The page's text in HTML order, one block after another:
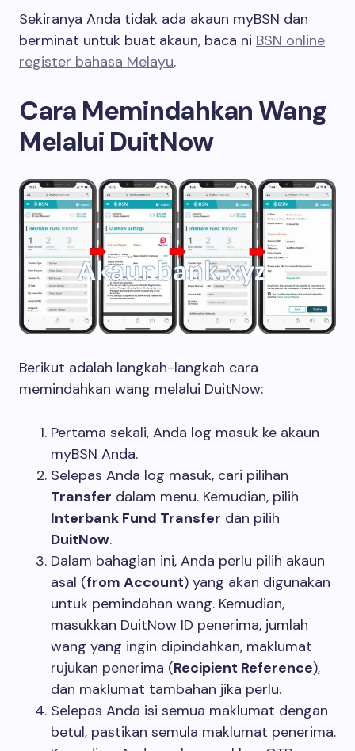
Sekiranya Anda tidak ada akaun myBSN dan
berminat untuk buat akaun, baca ni BSN online
register bahasa Melayu.
Cara Memindahkan Wang
Melalui DuitNow
Berikut adalah langkah-langkah cara
memindahkan wang melalui DuitNow:
Pertama sekali, Anda log masuk ke akaun
myBSN Anda.
Selepas Anda log masuk, cari pilihan
Transfer dalam menu. Kemudian, pilih
Interbank Fund Transfer dan pilih
DuitNow.
Dalam bahagian ini, Anda perlu pilih akaun
asal (from Account) yang akan digunakan
untuk pemindahan wang. Kemudian,
masukkan DuitNow ID penerima, jumlah
wang yang ingin dipindahkan, maklumat
rujukan penerima (Recipient Reference),
dan maklumat tambahan jika perlu.
Selepas Anda isi semua maklumat dengan
betul, pastikan semula maklumat penerima.